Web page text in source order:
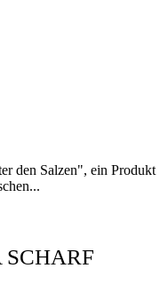
den Salzen", ein Produkt